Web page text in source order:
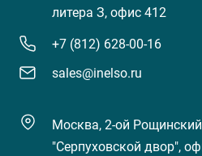
литера З, офис 412
+7 (812) 628-00-16
sales@inelso.ru
Москва, 2-ой
"Серпуховской двор",